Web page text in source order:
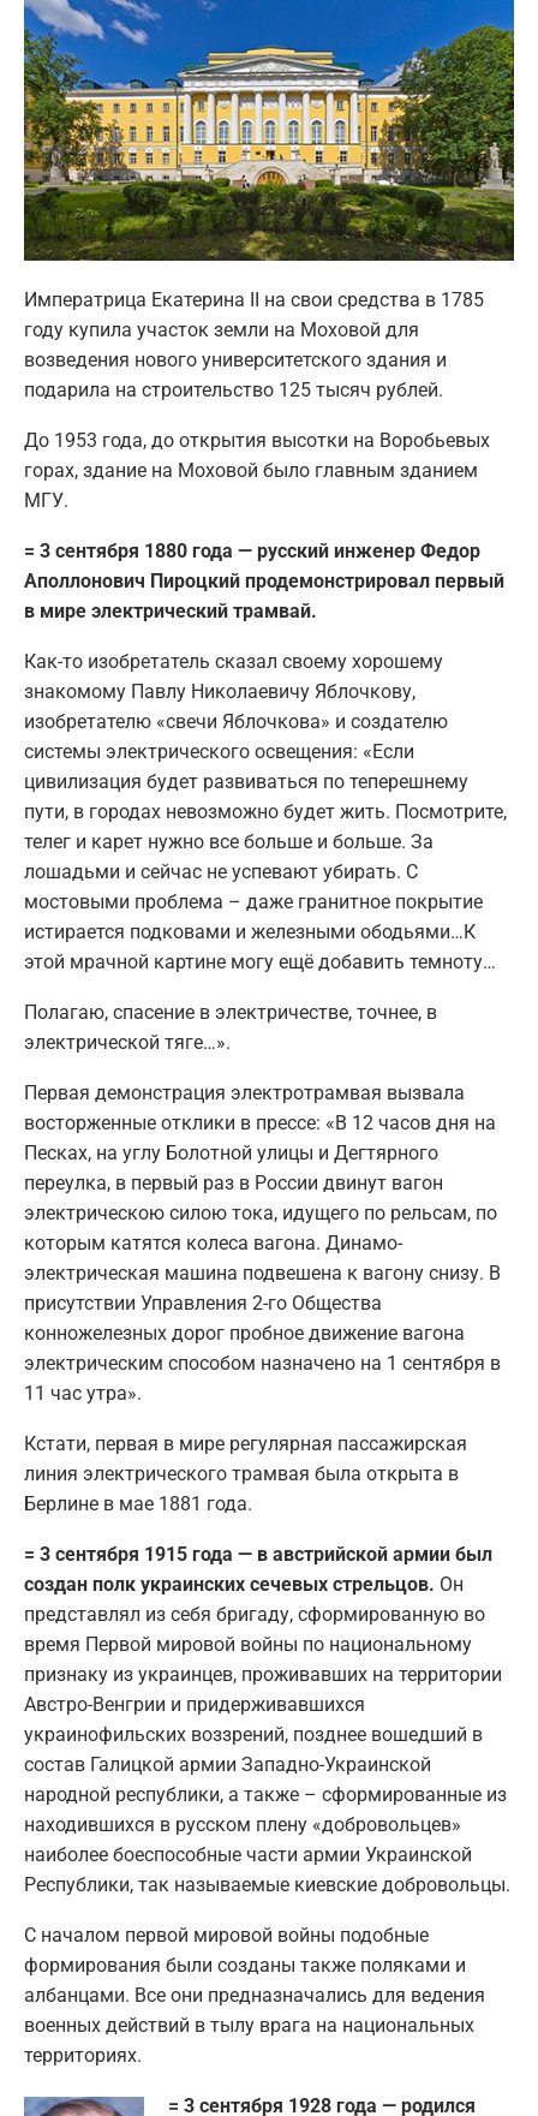
Императрица Екатерина II на свои средства в 1785
году купила участок земли на Моховой для
возведения нового университетского здания и
подарила на строительство 125 тысяч рублей.
До 1953 года, до открытия высотки на Воробьевых
горах, здание на Моховой было главным зданием
МГУ.
= 3 сентября 1880 года — русский инженер Федор
Аполлонович Пироцкий продемонстрировал первый
в мире электрический трамвай.
Как-то изобретатель сказал своему хорошему
знакомому Павлу Николаевичу Яблочкову,
изобретателю «свечи Яблочкова» и создателю
системы электрического освещения: «Если
цивилизация будет развиваться по теперешнему
пути, в городах невозможно будет жить. Посмотрите,
телег и карет нужно все больше и больше. За
лошадьми и сейчас не успевают убирать. С
мостовыми проблема – даже гранитное покрытие
истирается подковами и железными ободьями…К
этой мрачной картине могу ещё добавить темноту…
Полагаю, спасение в электричестве, точнее, в
электрической тяге…».
Первая демонстрация электротрамвая вызвала
восторженные отклики в прессе: «В 12 часов дня на
Песках, на углу Болотной улицы и Дегтярного
переулка, в первый раз в России двинут вагон
электрическою силою тока, идущего по рельсам, по
которым катятся колеса вагона. Динамо-
электрическая машина подвешена к вагону снизу. В
присутствии Управления 2-го Общества
конножелезных дорог пробное движение вагона
электрическим способом назначено на 1 сентября в
11 час утра».
Кстати, первая в мире регулярная пассажирская
линия электрического трамвая была открыта в
Берлине в мае 1881 года.
= 3 сентября 1915 года — в австрийской армии был
создан полк украинских сечевых стрельцов. Он
представлял из себя бригаду, сформированную во
время Первой мировой войны по национальному
признаку из украинцев, проживавших на территории
Австро-Венгрии и придерживавшихся
украинофильских воззрений, позднее вошедший в
состав Галицкой армии Западно-Украинской
народной республики, а также – сформированные из
находившихся в русском плену «добровольцев»
наиболее боеспособные части армии Украинской
Республики, так называемые киевские добровольцы.
С началом первой мировой войны подобные
формирования были созданы также поляками и
албанцами. Все они предназначались для ведения
военных действий в тылу врага на национальных
территориях.
= 3 сентября 1928 года — родился